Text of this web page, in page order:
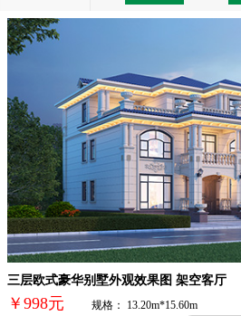
三层欧式豪华别墅外观效果图 架空客厅
￥998元
规格： 13.20m*15.60m